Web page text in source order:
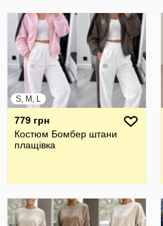
S, M, L
779 грн
Костюм Бомбер штани
плащівка